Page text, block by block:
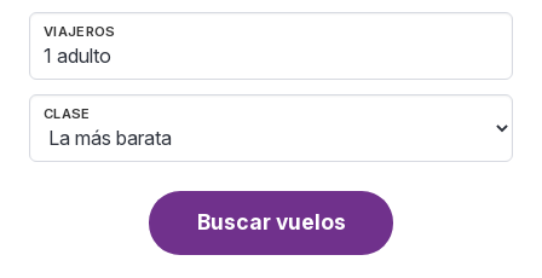
VIAJEROS
1 adulto
CLASE
Buscar vuelos